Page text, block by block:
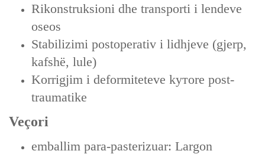
Rikonstruksioni dhe transporti i lendeve
oseos
Stabilizimi postoperativ i lidhjeve (gjerp,
kafshë, lule)
Korrigjim i deformiteteve kутore post-
traumatike
Veçori
emballim para-pasterizuar: Largon